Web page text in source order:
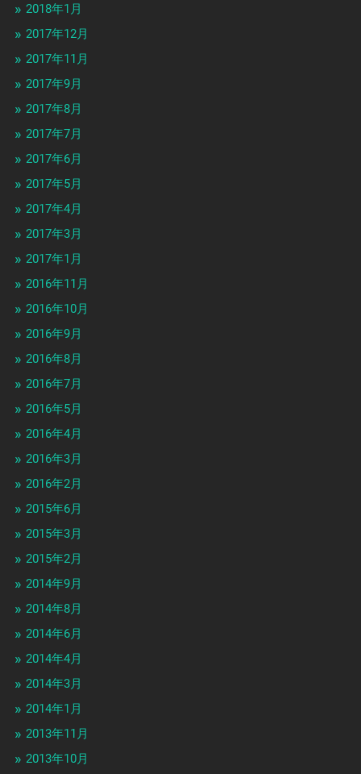
2018年1月
2017年12月
2017年11月
2017年9月
2017年8月
2017年7月
2017年6月
2017年5月
2017年4月
2017年3月
2017年1月
2016年11月
2016年10月
2016年9月
2016年8月
2016年7月
2016年5月
2016年4月
2016年3月
2016年2月
2015年6月
2015年3月
2015年2月
2014年9月
2014年8月
2014年6月
2014年4月
2014年3月
2014年1月
2013年11月
2013年10月